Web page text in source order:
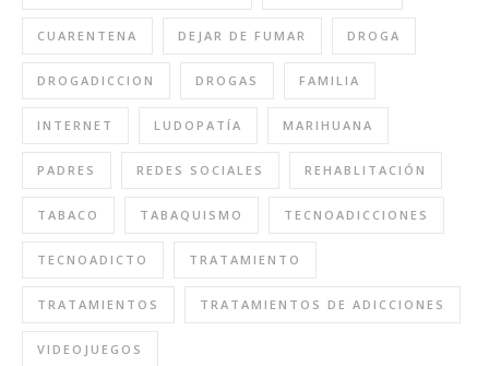
CUARENTENA DEJAR DE FUMAR DROGA
DROGADICCION DROGAS FAMILIA
INTERNET LUDOPATÍA MARIHUANA
PADRES REDES SOCIALES REHABLITACIÓN
TABACO TABAQUISMO TECNOADICCIONES
TECNOADICTO TRATAMIENTO
TRATAMIENTOS TRATAMIENTOS DE ADICCIONES
VIDEOJUEGOS